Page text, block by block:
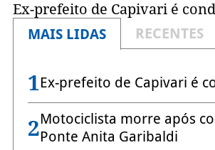
Ex-prefeito de Capivari é
MAIS LIDAS
RECENTES
1Ex-prefeito de Capivari é
2Motociclista morre após
Ponte Anita Garibaldi